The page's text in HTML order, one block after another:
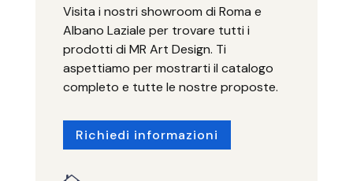
Visita i nostri showroom di Roma e
Albano Laziale per trovare tutti i
prodotti di MR Art Design. Ti
aspettiamo per mostrarti il catalogo
completo e tutte le nostre proposte.
Richiedi informazioni